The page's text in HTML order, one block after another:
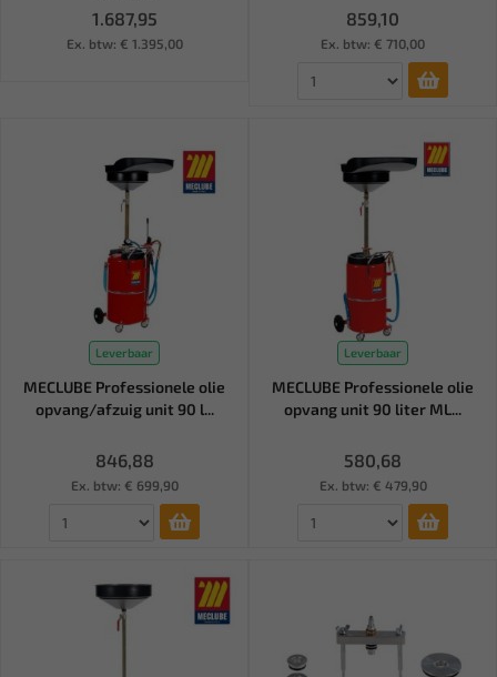
1.687,95
Ex. btw: € 1.395,00
859,10
Ex. btw: € 710,00
Leverbaar
MECLUBE Professionele olie
opvang/afzuig unit 90 l...
846,88
Ex. btw: € 699,90
Leverbaar
MECLUBE Professionele olie
opvang unit 90 liter ML...
580,68
Ex. btw: € 479,90